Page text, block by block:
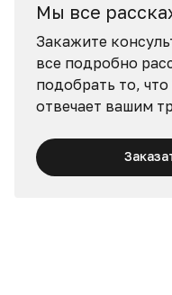
Мы все
Закажите
все подробно
подобрать то,
отвечает вашим